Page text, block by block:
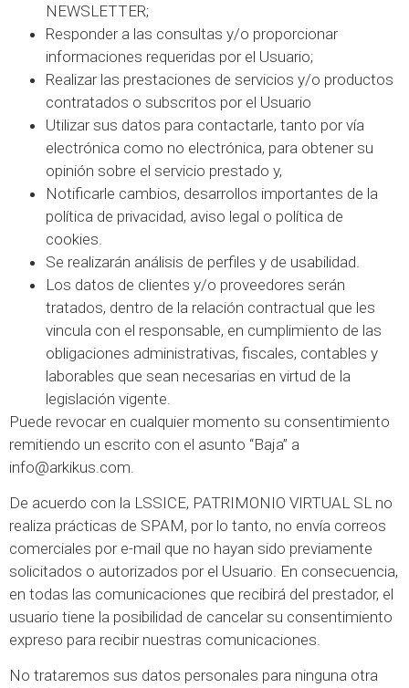
NEWSLETTER;
Responder a las consultas y/o proporcionar
informaciones requeridas por el Usuario;
Realizar las prestaciones de servicios y/o productos
contratados o subscritos por el Usuario
Utilizar sus datos para contactarle, tanto por vía
electrónica como no electrónica, para obtener su
opinión sobre el servicio prestado y,
Notificarle cambios, desarrollos importantes de la
política de privacidad, aviso legal o política de
cookies.
Se realizarán análisis de perfiles y de usabilidad.
Los datos de clientes y/o proveedores serán
tratados, dentro de la relación contractual que les
vincula con el responsable, en cumplimiento de las
obligaciones administrativas, fiscales, contables y
laborables que sean necesarias en virtud de la
legislación vigente.
Puede revocar en cualquier momento su consentimiento
remitiendo un escrito con el asunto “Baja” a
info@arkikus.com.
De acuerdo con la LSSICE, PATRIMONIO VIRTUAL SL no
realiza prácticas de SPAM, por lo tanto, no envía correos
comerciales por e-mail que no hayan sido previamente
solicitados o autorizados por el Usuario. En consecuencia,
en todas las comunicaciones que recibirá del prestador, el
usuario tiene la posibilidad de cancelar su consentimiento
expreso para recibir nuestras comunicaciones.
No trataremos sus datos personales para ninguna otra